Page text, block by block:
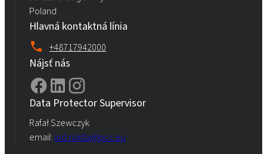
Poland
Hlavná kontaktná línia
+48717942000
Nájsť nás
Data Protector Supervisor
Rafał Szewczyk
email: iod.rokita@pcc.eu